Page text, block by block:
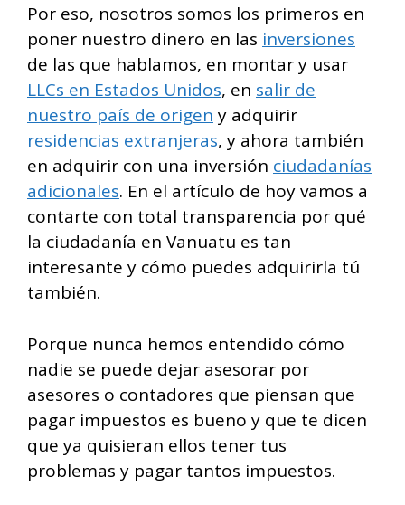
Por eso, nosotros somos los primeros en
poner nuestro dinero en las inversiones
de las que hablamos, en montar y usar
LLCs en Estados Unidos, en salir de
nuestro país de origen y adquirir
residencias extranjeras, y ahora también
en adquirir con una inversión ciudadanías
adicionales. En el artículo de hoy vamos a
contarte con total transparencia por qué
la ciudadanía en Vanuatu es tan
interesante y cómo puedes adquirirla tú
también.
Porque nunca hemos entendido cómo
nadie se puede dejar asesorar por
asesores o contadores que piensan que
pagar impuestos es bueno y que te dicen
que ya quisieran ellos tener tus
problemas y pagar tantos impuestos.